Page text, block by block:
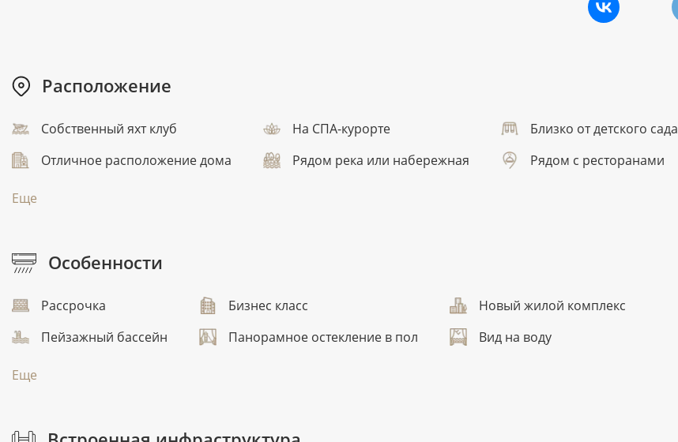
Расположение
Собственный яхт клуб На СПА-курорте
Близко от детского сада
Отличное расположение дома
Рядом река или набережная Рядом с ресторанами
Еще
Особенности
Рассрочка Бизнес класс
Новый жилой комплекс
Пейзажный бассейн
Панорамное остекление в пол Вид на воду
Еще